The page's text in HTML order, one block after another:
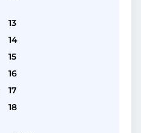
13
14
15
16
17
18